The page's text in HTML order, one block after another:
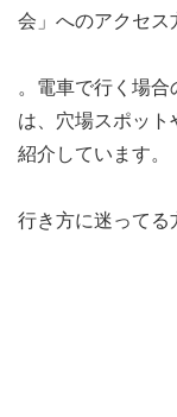
会」へのアクセス
。電車で行く場
は、穴場スポッ
紹介しています。
行き方に迷ってる